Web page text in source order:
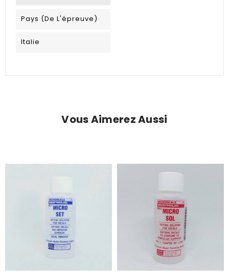
Pays (de L'épreuve)
Italie
Vous Aimerez Aussi